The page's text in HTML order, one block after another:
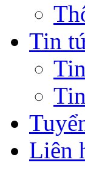
Tin
Liên